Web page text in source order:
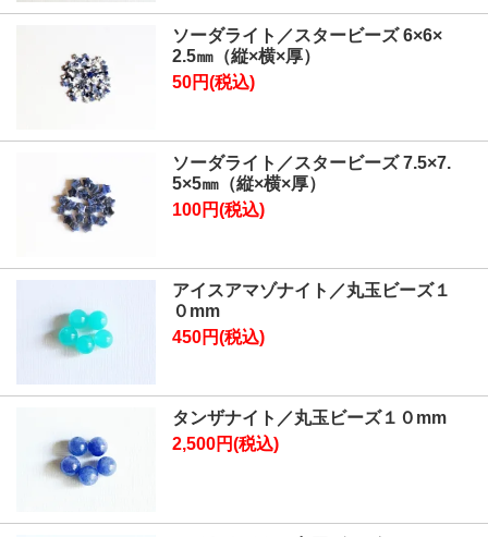
ソーダライト／スタービーズ 6×6×
2.5㎜（縦×横×厚）
50円(税込)
ソーダライト／スタービーズ 7.5×7.
5×5㎜（縦×横×厚）
100円(税込)
アイスアマゾナイト／丸玉ビーズ１
０mm
450円(税込)
タンザナイト／丸玉ビーズ１０mm
2,500円(税込)